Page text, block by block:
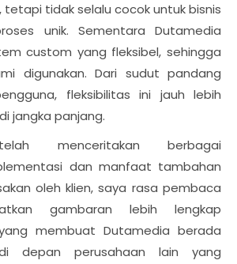
tidak selalu cocok untuk bisnis
unik. Sementara Dutamedia
custom yang fleksibel, sehingga
digunakan. Dari sudut pandang
fleksibilitas ini jauh lebih
jangka panjang.
menceritakan berbagai
dan manfaat tambahan
oleh klien, saya rasa pembaca
gambaran lebih lengkap
membuat Dutamedia berada
depan perusahaan lain yang